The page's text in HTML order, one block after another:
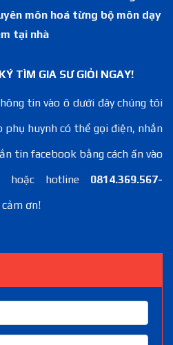
môn hoá từng bộ môn dạy
tại nhà
TÌM GIA SƯ GIỎI NGAY!
tin vào ô dưới đây chúng tôi
phụ huynh có thể gọi điện, nhắn
tin facebook bằng cách ấn vào
hoặc hotline 0814.369.567-
ơn!